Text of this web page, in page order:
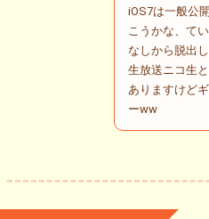
iOS7は一般公
こうかな、て
なしから脱出
生放送ニコ生
ありますけど
ーww